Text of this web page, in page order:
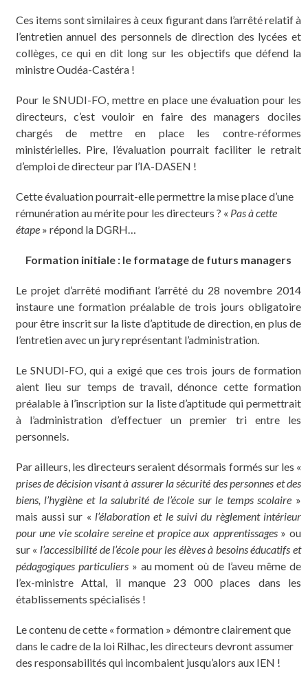
Ces items sont similaires à ceux figurant dans l’arrêté relatif à
l’entretien annuel des personnels de direction des lycées et
collèges, ce qui en dit long sur les objectifs que défend la
ministre Oudéa-Castéra !
Pour le SNUDI-FO, mettre en place une évaluation pour les
directeurs, c’est vouloir en faire des managers dociles
chargés de mettre en place les contre-réformes
ministérielles. Pire, l’évaluation pourrait faciliter le retrait
d’emploi de directeur par l’IA-DASEN !
Cette évaluation pourrait-elle permettre la mise place d’une
rémunération au mérite pour les directeurs ? « Pas à cette
étape» répond la DGRH…
Formation initiale : le formatage de futurs managers
Le projet d’arrêté modifiant l’arrêté du 28 novembre 2014
instaure une formation préalable de trois jours obligatoire
pour être inscrit sur la liste d’aptitude de direction, en plus de
l’entretien avec un jury représentant l’administration.
Le SNUDI-FO, qui a exigé que ces trois jours de formation
aient lieu sur temps de travail, dénonce cette formation
préalable à l’inscription sur la liste d’aptitude qui permettrait
à l’administration d’effectuer un premier tri entre les
personnels.
Par ailleurs, les directeurs seraient désormais formés sur les «
prises de décision visant à assurer la sécurité des personnes et des
biens, l’hygiène et la salubrité de l’école sur le temps scolaire »
mais aussi sur « l’élaboration et le suivi du règlement intérieur
pour une vie scolaire sereine et propice aux apprentissages» ou
sur « l’accessibilité de l’école pour les élèves à besoins éducatifs et
pédagogiques particuliers» au moment où de l’aveu même de
l’ex-ministre Attal, il manque 23 000 places dans les
établissements spécialisés !
Le contenu de cette « formation » démontre clairement que
dans le cadre de la loi Rilhac, les directeurs devront assumer
des responsabilités qui incombaient jusqu’alors aux IEN !